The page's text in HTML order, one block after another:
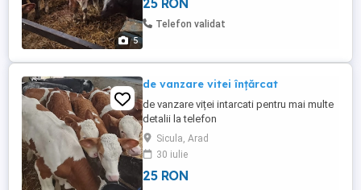
5
25 RON
Telefon validat
de vanzare vitei înțărcat
de vanzare viței intarcati pentru mai multe
detalii la telefon
Sicula, Arad
30 iulie
25 RON